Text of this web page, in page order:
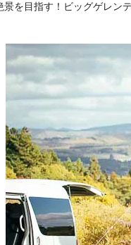
景を目指す！ビッグゲレン